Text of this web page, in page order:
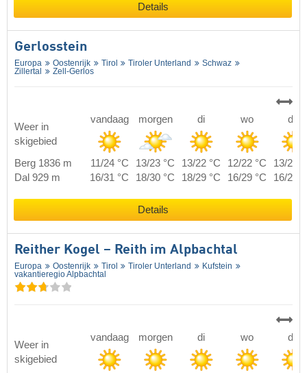
Details
Gerlosstein
Europa Oostenrijk Tirol Tiroler Unterland
Schwaz
Zillertal
Zell-Gerlos
Weer in
skigebied
vandaag morgen di wo do
Berg 1836 m 11/24 °C 13/23 °C 13/22 °C 12/22 °C
13/22
Dal 929 m
16/31 °C 18/30 °C 18/29 °C 16/29 °C 16/29
Details
Reither Kogel – Reith im Alpbachtal
Europa Oostenrijk Tirol Tiroler Unterland
Kufstein
vakantieregio Alpbachtal
Weer in
skigebied
vandaag morgen di wo do